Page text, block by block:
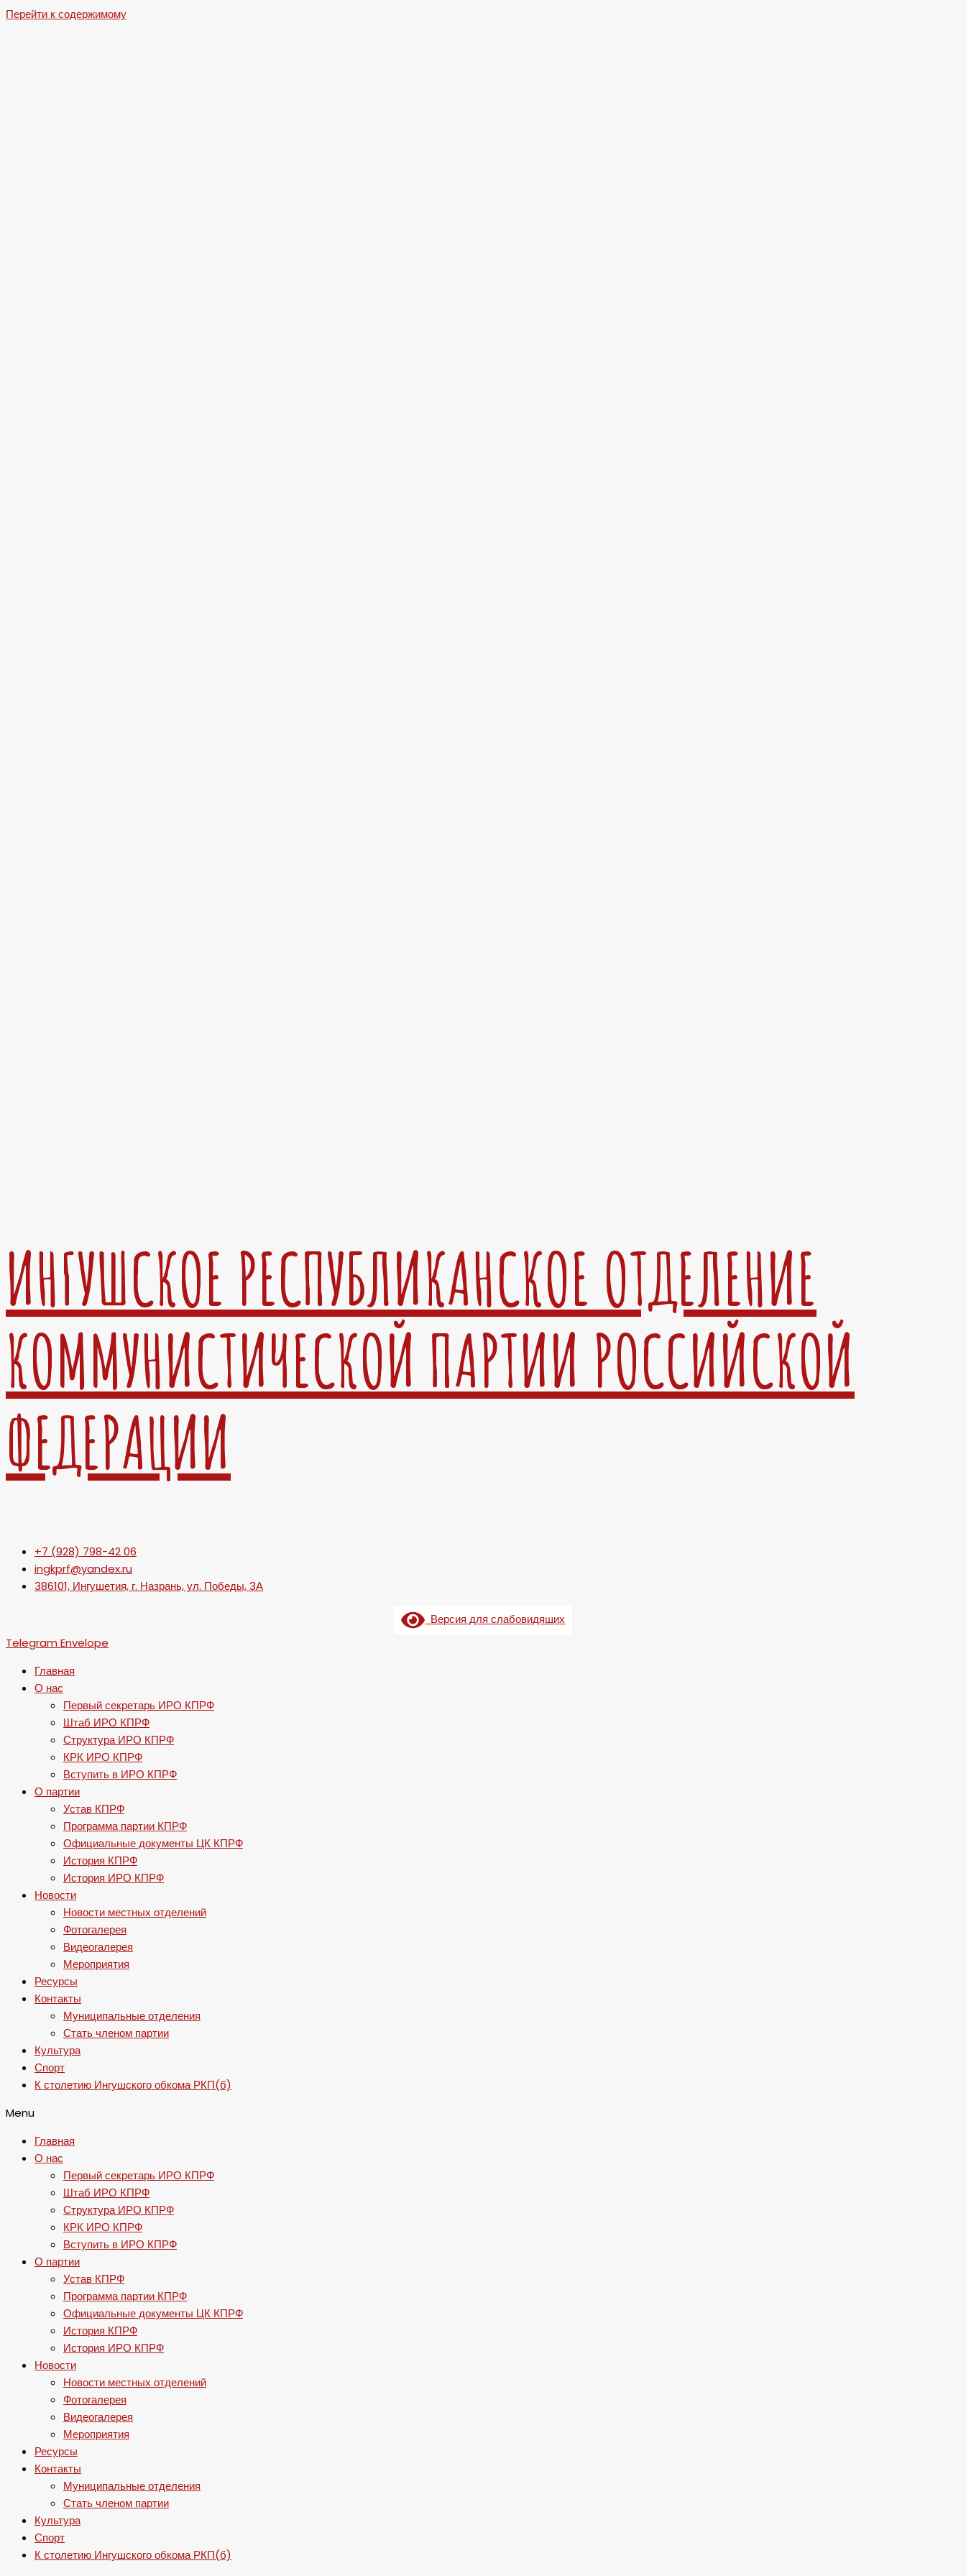
Перейти к содержимому
ИНГУШСКОЕ РЕСПУБЛИКАНСКОЕ ОТДЕЛЕНИЕ
КОММУНИСТИЧЕСКОЙ ПАРТИИ РОССИЙСКОЙ
ФЕДЕРАЦИИ
+7 (928) 798-42 06
ingkprf@yandex.ru
386101, Ингушетия, г. Назрань, ул. Победы, 3А
Версия для слабовидящих
Telegram Envelope
Главная
О нас
Первый секретарь ИРО КПРФ
Штаб ИРО КПРФ
Структура ИРО КПРФ
КРК ИРО КПРФ
Вступить в ИРО КПРФ
О партии
Устав КПРФ
Программа партии КПРФ
Официальные документы ЦК КПРФ
История КПРФ
История ИРО КПРФ
Новости
Новости местных отделений
Фотогалерея
Видеогалерея
Мероприятия
Ресурсы
Контакты
Муниципальные отделения
Стать членом партии
Культура
Спорт
К столетию Ингушского обкома РКП(б)
Menu
Главная
О нас
Первый секретарь ИРО КПРФ
Штаб ИРО КПРФ
Структура ИРО КПРФ
КРК ИРО КПРФ
Вступить в ИРО КПРФ
О партии
Устав КПРФ
Программа партии КПРФ
Официальные документы ЦК КПРФ
История КПРФ
История ИРО КПРФ
Новости
Новости местных отделений
Фотогалерея
Видеогалерея
Мероприятия
Ресурсы
Контакты
Муниципальные отделения
Стать членом партии
Культура
Спорт
К столетию Ингушского обкома РКП(б)